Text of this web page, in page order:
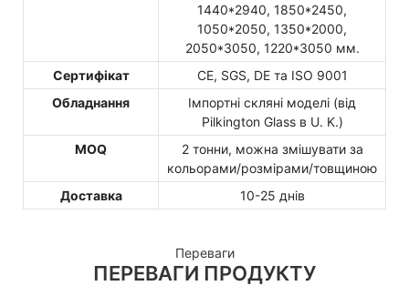
1440*2940, 1850*2450,
1050*2050, 1350*2000,
2050*3050, 1220*3050 мм.
Сертифікат
CE, SGS, DE та ISO 9001
Обладнання
Імпортні скляні моделі (від
Pilkington Glass в U. K.)
MOQ
2 тонни, можна змішувати за
кольорами/розмірами/товщиною
Доставка
10-25 днів
Переваги
ПЕРЕВАГИ ПРОДУКТУ